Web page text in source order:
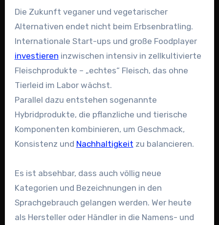
Die Zukunft veganer und vegetarischer
Alternativen endet nicht beim Erbsenbratling.
Internationale Start-ups und große Foodplayer
investieren inzwischen intensiv in zellkultivierte
Fleischprodukte – „echtes“ Fleisch, das ohne
Tierleid im Labor wächst.
Parallel dazu entstehen sogenannte
Hybridprodukte, die pflanzliche und tierische
Komponenten kombinieren, um Geschmack,
Konsistenz und Nachhaltigkeit zu balancieren.
Es ist absehbar, dass auch völlig neue
Kategorien und Bezeichnungen in den
Sprachgebrauch gelangen werden. Wer heute
als Hersteller oder Händler in die Namens- und